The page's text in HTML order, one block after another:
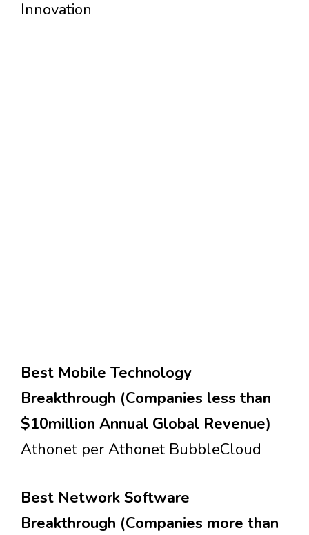
Innovation
Best Mobile Technology
Breakthrough (Companies less than
$10million Annual Global Revenue)
Athonet per Athonet BubbleCloud
Best Network Software
Breakthrough (Companies more than